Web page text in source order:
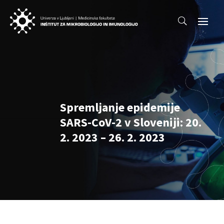
Spremljanje epidemije
SARS-CoV-2 v Sloveniji: 20.
2. 2023 – 26. 2. 2023